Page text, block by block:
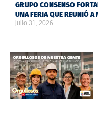
GRUPO CONSENSO
UNA FERIA QUE REUNIÓ
julio 31, 2026